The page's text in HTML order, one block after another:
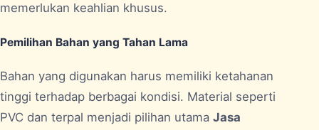
memerlukan keahlian khusus.
Pemilihan Bahan yang Tahan Lama
Bahan yang digunakan harus memiliki ketahanan
tinggi terhadap berbagai kondisi. Material seperti
PVC dan terpal menjadi pilihan utama Jasa